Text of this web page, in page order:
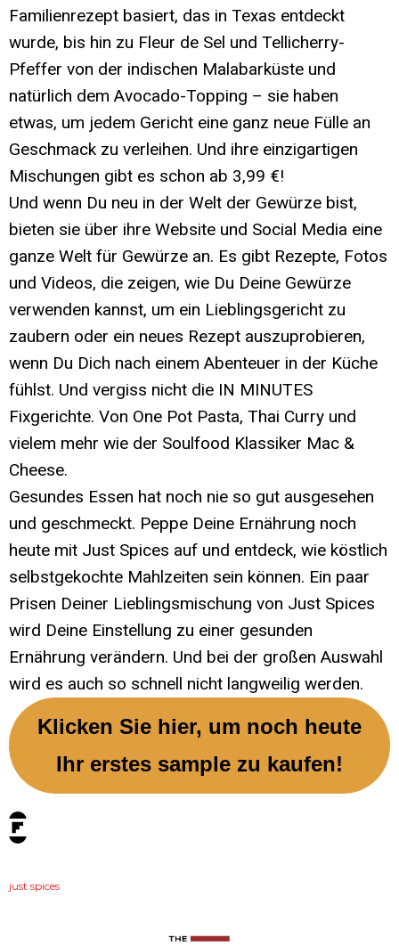
Familienrezept basiert, das in Texas entdeckt
wurde, bis hin zu Fleur de Sel und Tellicherry-
Pfeffer von der indischen Malabarküste und
natürlich dem Avocado-Topping – sie haben
etwas, um jedem Gericht eine ganz neue Fülle an
Geschmack zu verleihen. Und ihre einzigartigen
Mischungen gibt es schon ab 3,99 €!
Und wenn Du neu in der Welt der Gewürze bist,
bieten sie über ihre Website und Social Media eine
ganze Welt für Gewürze an. Es gibt Rezepte, Fotos
und Videos, die zeigen, wie Du Deine Gewürze
verwenden kannst, um ein Lieblingsgericht zu
zaubern oder ein neues Rezept auszuprobieren,
wenn Du Dich nach einem Abenteuer in der Küche
fühlst. Und vergiss nicht die IN MINUTES
Fixgerichte. Von One Pot Pasta, Thai Curry und
vielem mehr wie der Soulfood Klassiker Mac &
Cheese.
Gesundes Essen hat noch nie so gut ausgesehen
und geschmeckt. Peppe Deine Ernährung noch
heute mit Just Spices auf und entdeck, wie köstlich
selbstgekochte Mahlzeiten sein können. Ein paar
Prisen Deiner Lieblingsmischung von Just Spices
wird Deine Einstellung zu einer gesunden
Ernährung verändern. Und bei der großen Auswahl
wird es auch so schnell nicht langweilig werden.
Klicken Sie hier, um noch heute
Ihr erstes sample zu kaufen!
tags:
just spices